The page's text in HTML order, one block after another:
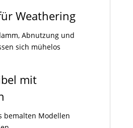
Weathering
Abnutzung und
sich mühelos
mit
bemalten Modellen